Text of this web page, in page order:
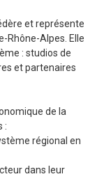
et représente
Rhône-Alpes. Elle
: studios de
et partenaires
de la
:
régional en
dans leur